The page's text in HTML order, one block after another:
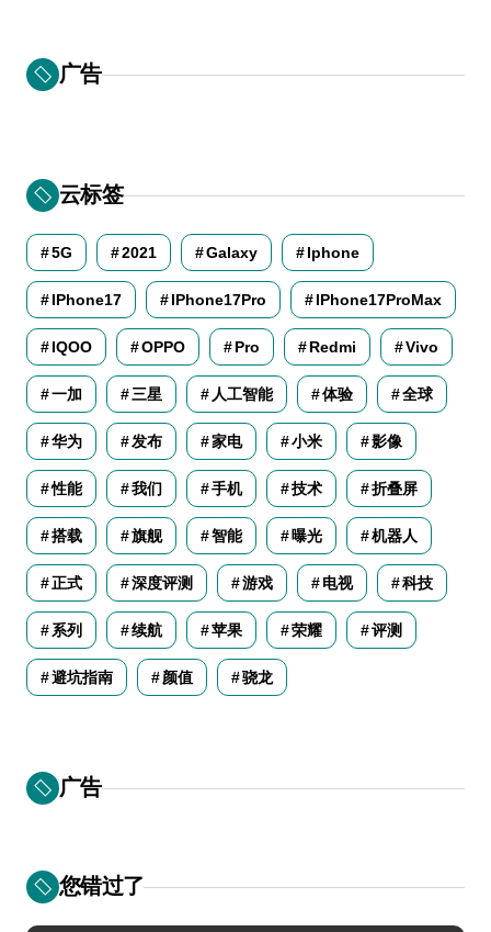
广告
云标签
5G 2021 Galaxy Iphone
IPhone17 IPhone17Pro IPhone17ProMax
IQOO OPPO Pro Redmi Vivo
一加 三星 人工智能 体验 全球
华为 发布 家电 小米 影像
性能 我们 手机 技术 折叠屏
搭载 旗舰 智能 曝光 机器人
正式 深度评测 游戏 电视 科技
系列 续航 苹果 荣耀 评测
避坑指南 颜值 骁龙
广告
您错过了